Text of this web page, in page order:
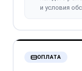
и условия
ОПЛАТА